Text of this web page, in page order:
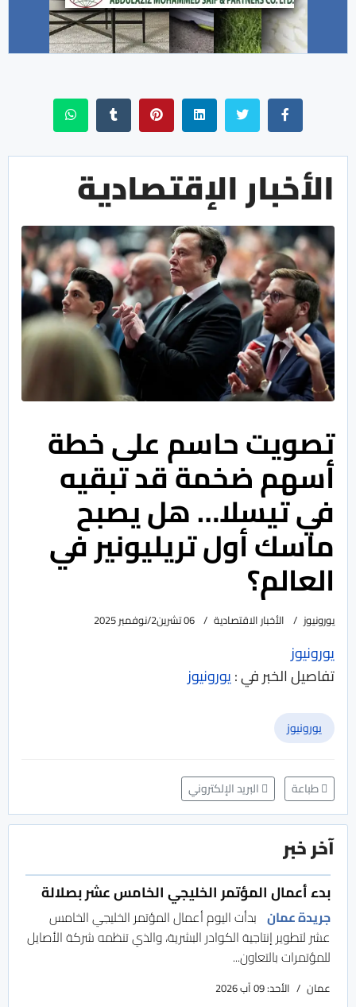
الأخبار الإقتصادية
تصويت حاسم على خطة
أسهم ضخمة قد تبقيه
في تيسلا… هل يصبح
ماسك أول تريليونير في
العالم؟
يورونيوز الأخبار الاقتصادية 06 تشرين2/نوفمبر 2025
يورونيوز
تفاصيل الخبر في :يورونيوز
يورونيوز
طباعة البريد الإلكتروني
آخر خبر
بدء أعمال المؤتمر الخليجي الخامس عشر بصلالة
جريدة عمان بدأت اليوم أعمال المؤتمر الخليجي الخامس
عشر لتطوير إنتاجية الكوادر البشرية، والذي تنظمه شركة الأصايل
للمؤتمرات بالتعاون...
عمان الأحد: 09 آب 2026